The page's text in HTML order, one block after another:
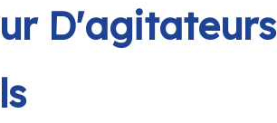
D'agitateurs